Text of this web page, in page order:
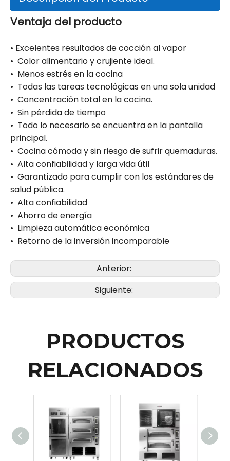
Ventaja del producto
• Excelentes resultados de cocción al vapor
• Color alimentario y crujiente ideal.
• Menos estrés en la cocina
• Todas las tareas tecnológicas en una sola unidad
• Concentración total en la cocina.
• Sin pérdida de tiempo
• Todo lo necesario se encuentra en la pantalla
principal.
• Cocina cómoda y sin riesgo de sufrir quemaduras.
• Alta confiabilidad y larga vida útil
• Garantizado para cumplir con los estándares de
salud pública.
• Alta confiabilidad
• Ahorro de energía
• Limpieza automática económica
• Retorno de la inversión incomparable
Anterior:
Siguiente:
PRODUCTOS
RELACIONADOS